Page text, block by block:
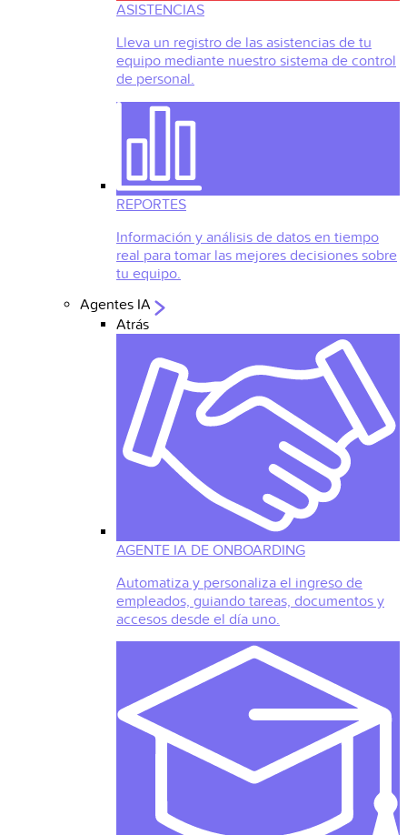
ASISTENCIAS
Lleva un registro de las asistencias de tu
equipo mediante nuestro sistema de control
de personal.
REPORTES
Información y análisis de datos en tiempo
real para tomar las mejores decisiones sobre
tu equipo.
Agentes IA
Atrás
AGENTE IA DE ONBOARDING
Automatiza y personaliza el ingreso de
empleados, guiando tareas, documentos y
accesos desde el día uno.